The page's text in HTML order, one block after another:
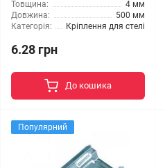
Товщина:
4 мм
Довжина:
500 мм
Категорія:
Кріплення для стелі
6.28 грн
До кошика
Популярний